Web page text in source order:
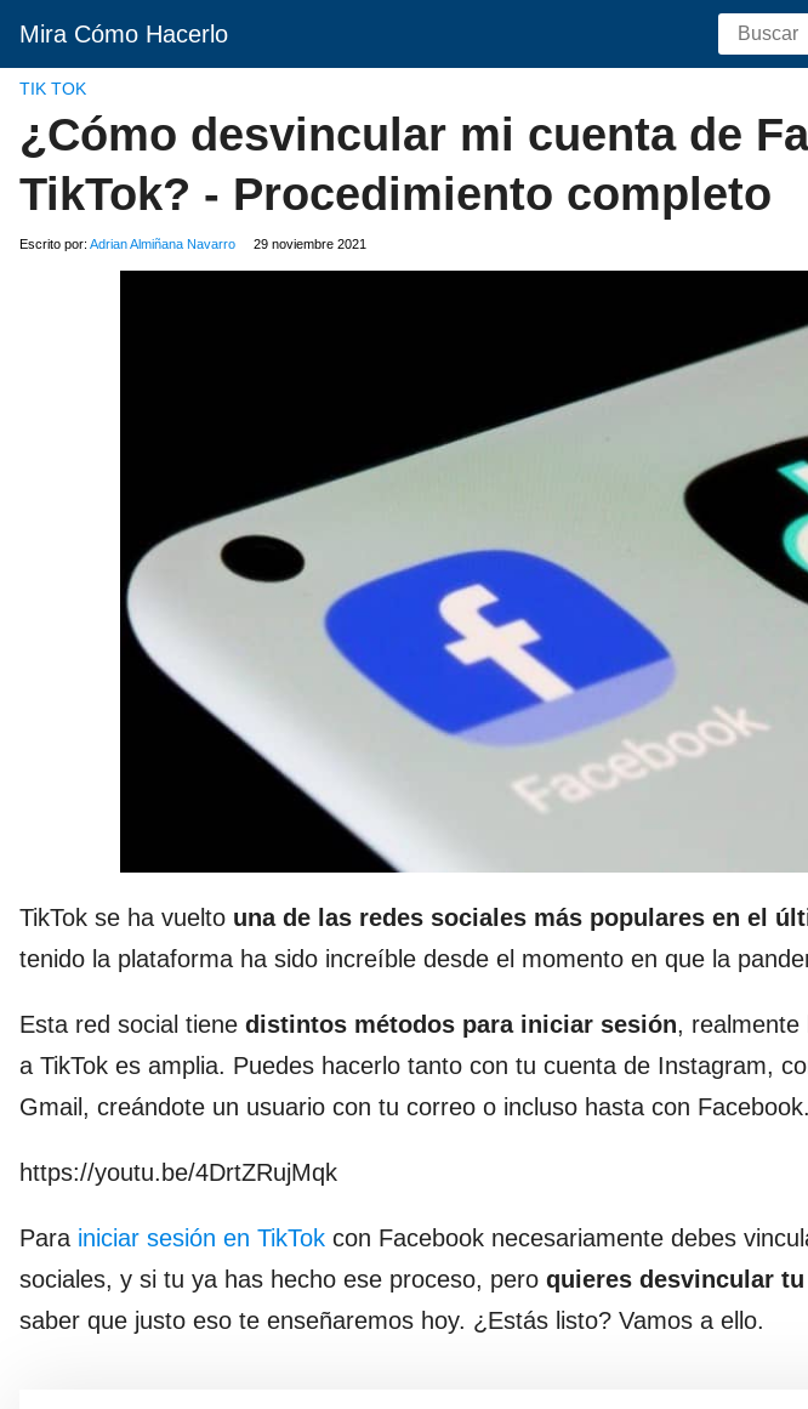
Mira Cómo Hacerlo
TIK TOK
¿Cómo desvincular mi cuenta de
TikTok? - Procedimiento completo
Escrito por: Adrian Almiñana Navarro 29 noviembre 2021
TikTok se ha vuelto una de las redes sociales más populares en el
tenido la plataforma ha sido increíble desde el momento en que la
Esta red social tiene distintos métodos para iniciar sesión, realmente
a TikTok es amplia. Puedes hacerlo tanto con tu cuenta de Instagram,
Gmail, creándote un usuario con tu correo o incluso hasta con Facebook.
https://youtu.be/4DrtZRujMqk
Para iniciar sesión en TikTok con Facebook necesariamente debes
sociales, y si tu ya has hecho ese proceso, pero quieres desvincular
saber que justo eso te enseñaremos hoy. ¿Estás listo? Vamos a ello.